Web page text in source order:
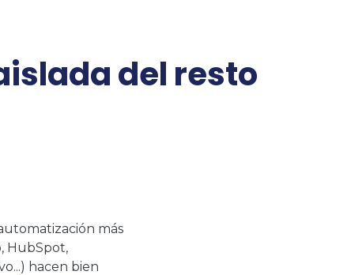
del resto
más
HubSpot,
hacen bien